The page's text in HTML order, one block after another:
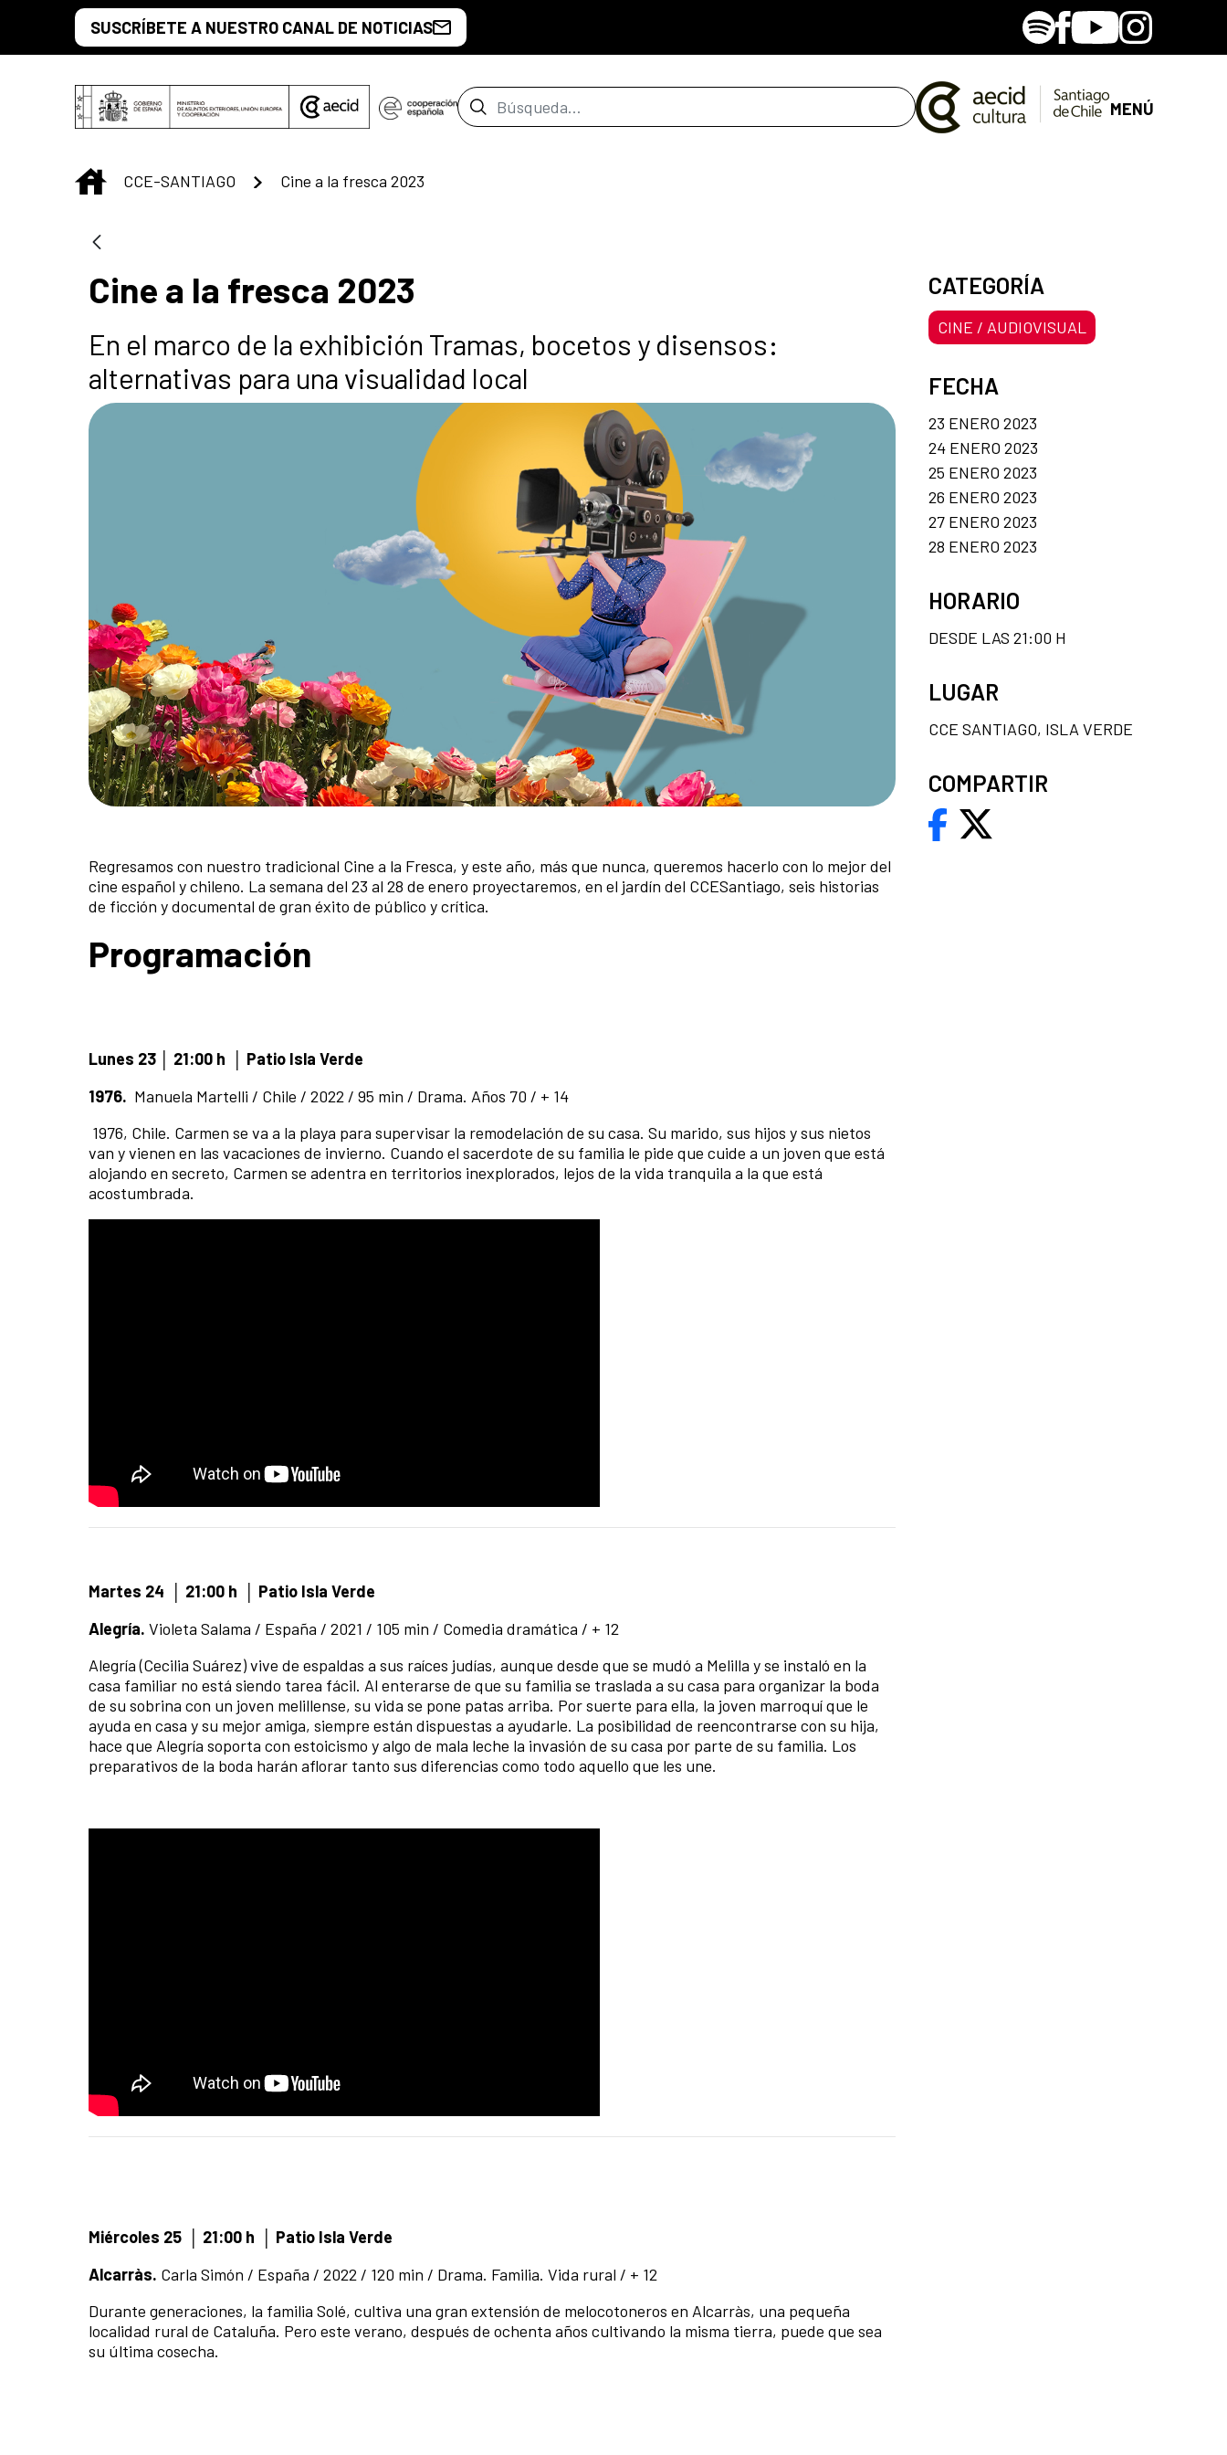
Saltar al contenido principal
SUSCRÍBETE A NUESTRO CANAL DE NOTICIAS SpotifyFacebook
YoutubeInstagram
Barra de búsqueda MENÚ
INICIO
CCE-SANTIAGO Cine a la fresca 2023
Cine a la fresca 2023
En el marco de la exhibición Tramas, bocetos y disensos:
alternativas para una visualidad local
Regresamos con nuestro tradicional Cine a la Fresca, y este año, más que nunca, queremos hacerlo con lo mejor del
cine español y chileno. La semana del 23 al 28 de enero proyectaremos, en el jardín del CCESantiago, seis historias
de ficción y documental de gran éxito de público y crítica.
Programación
Lunes 23 21:00 h
│ Patio Isla Verde
1976. Manuela Martelli / Chile / 2022 / 95 min / Drama. Años 70 / + 14
1976, Chile. Carmen se va a la playa para supervisar la remodelación de su casa. Su marido, sus hijos y sus nietos
van y vienen en las vacaciones de invierno. Cuando el sacerdote de su familia le pide que cuide a un joven que está
alojando en secreto, Carmen se adentra en territorios inexplorados, lejos de la vida tranquila a la que está
acostumbrada.
Martes 24 21:00 h
│ Patio Isla Verde
Alegría. Violeta Salama / España / 2021 / 105 min / Comedia dramática / + 12
Alegría (Cecilia Suárez) vive de espaldas a sus raíces judías, aunque desde que se mudó a Melilla y se instaló en la
casa familiar no está siendo tarea fácil. Al enterarse de que su familia se traslada a su casa para organizar la boda
de su sobrina con un joven melillense, su vida se pone patas arriba. Por suerte para ella, la joven marroquí que le
ayuda en casa y su mejor amiga, siempre están dispuestas a ayudarle. La posibilidad de reencontrarse con su hija,
hace que Alegría soporta con estoicismo y algo de mala leche la invasión de su casa por parte de su familia. Los
preparativos de la boda harán aflorar tanto sus diferencias como todo aquello que les une.
Miércoles 25 21:00 h
│ Patio Isla Verde
Alcarràs. Carla Simón / España / 2022 / 120 min / Drama. Familia. Vida rural / + 12
Durante generaciones, la familia Solé, cultiva una gran extensión de melocotoneros en Alcarràs, una pequeña
localidad rural de Cataluña. Pero este verano, después de ochenta años cultivando la misma tierra, puede que sea
su última cosecha.
CATEGORÍA
CINE / AUDIOVISUAL
FECHA
23 ENERO 2023
24 ENERO 2023
25 ENERO 2023
26 ENERO 2023
27 ENERO 2023
28 ENERO 2023
HORARIO
DESDE LAS 21:00 H
LUGAR
CCE SANTIAGO, ISLA VERDE
COMPARTIR